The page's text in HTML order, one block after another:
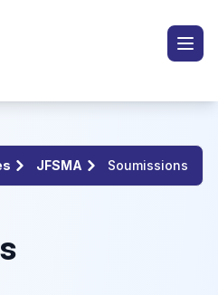
JFSMA Soumissions